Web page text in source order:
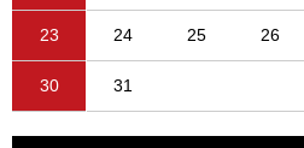
23 24 25 26
30 31